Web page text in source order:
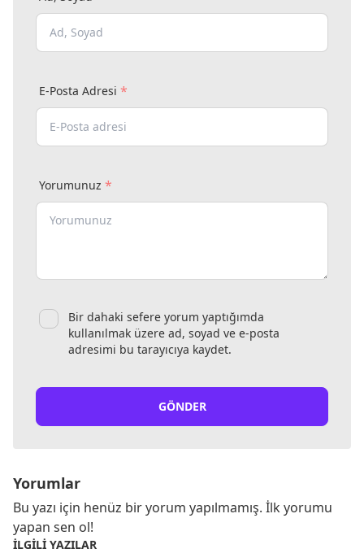
E-Posta Adresi *
Yorumunuz *
Bir dahaki sefere yorum yaptığımda
kullanılmak üzere ad, soyad ve e-posta
adresimi bu tarayıcıya kaydet.
GÖNDER
Yorumlar
Bu yazı için henüz bir yorum yapılmamış. İlk yorumu
yapan sen ol!
İLGILI YAZILAR